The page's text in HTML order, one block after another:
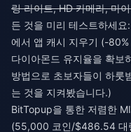
링 라이트, HD 카메라, 마
든 것을 미리 테스트하세
에서 앱 캐시 지우기 (-
다이아몬드 유지율을 확보
방법으로 초보자들이 하룻
는 것을 지켜봤습니다.)
BitTopup을 통한 저렴한
(55,000 코인/$486.54 대